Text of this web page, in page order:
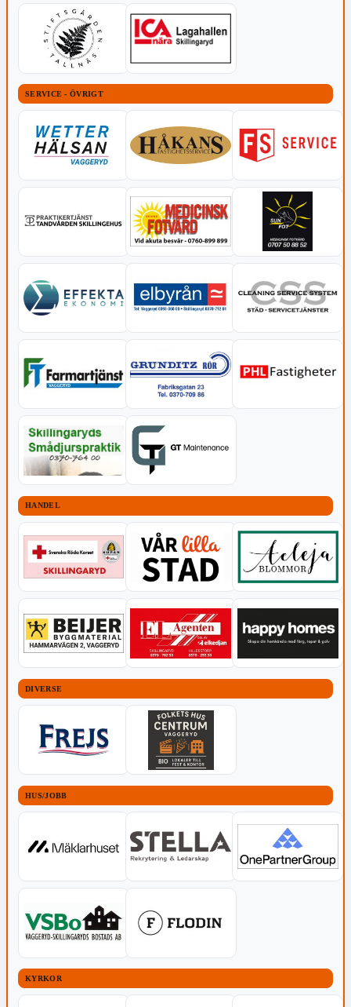
SERVICE - ÖVRIGT
HANDEL
DIVERSE
HUS/JOBB
KYRKOR